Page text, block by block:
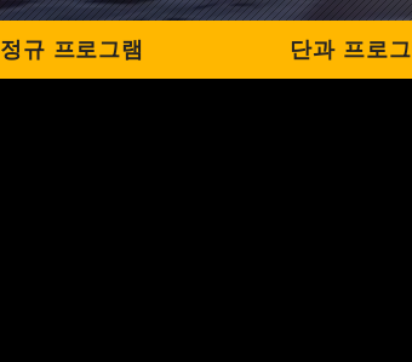
정규 프로그램 단과 프로그